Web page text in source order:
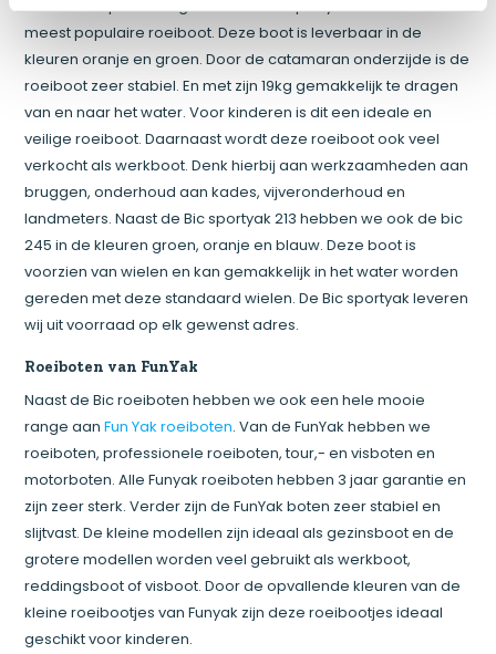
kwaliteit en praktisch gebruik. De Bic sportyak 213 is onze
meest populaire roeiboot. Deze boot is leverbaar in de
kleuren oranje en groen. Door de catamaran onderzijde is de
roeiboot zeer stabiel. En met zijn 19kg gemakkelijk te dragen
van en naar het water. Voor kinderen is dit een ideale en
veilige roeiboot. Daarnaast wordt deze roeiboot ook veel
verkocht als werkboot. Denk hierbij aan werkzaamheden aan
bruggen, onderhoud aan kades, vijveronderhoud en
landmeters. Naast de Bic sportyak 213 hebben we ook de bic
245 in de kleuren groen, oranje en blauw. Deze boot is
voorzien van wielen en kan gemakkelijk in het water worden
gereden met deze standaard wielen. De Bic sportyak leveren
wij uit voorraad op elk gewenst adres.
Roeiboten van FunYak
Naast de Bic roeiboten hebben we ook een hele mooie
range aanFun Yak roeiboten. Van de FunYak hebben we
roeiboten, professionele roeiboten, tour,- en visboten en
motorboten. Alle Funyak roeiboten hebben 3 jaar garantie en
zijn zeer sterk. Verder zijn de FunYak boten zeer stabiel en
slijtvast. De kleine modellen zijn ideaal als gezinsboot en de
grotere modellen worden veel gebruikt als werkboot,
reddingsboot of visboot. Door de opvallende kleuren van de
kleine roeibootjes van Funyak zijn deze roeibootjes ideaal
geschikt voor kinderen.